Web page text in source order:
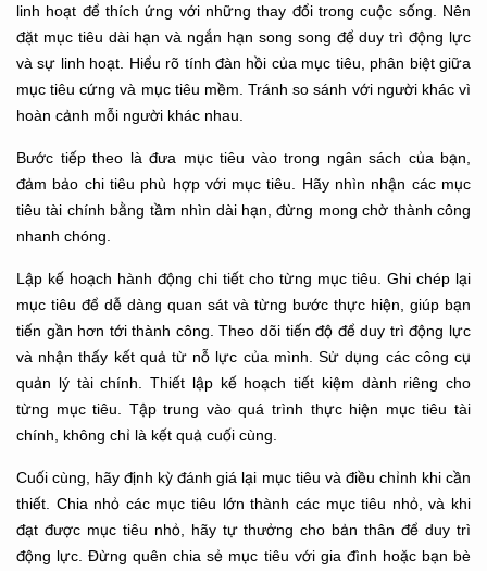
linh hoạt để thích ứng với những thay đổi trong cuộc sống. Nên
đặt mục tiêu dài hạn và ngắn hạn song song để duy trì động lực
và sự linh hoạt. Hiểu rõ tính đàn hồi của mục tiêu, phân biệt giữa
mục tiêu cứng và mục tiêu mềm. Tránh so sánh với người khác vì
hoàn cảnh mỗi người khác nhau.
Bước tiếp theo là đưa mục tiêu vào trong ngân sách của bạn,
đảm bảo chi tiêu phù hợp với mục tiêu. Hãy nhìn nhận các mục
tiêu tài chính bằng tầm nhìn dài hạn, đừng mong chờ thành công
nhanh chóng.
Lập kế hoạch hành động chi tiết cho từng mục tiêu. Ghi chép lại
mục tiêu để dễ dàng quan sát và từng bước thực hiện, giúp bạn
tiến gần hơn tới thành công. Theo dõi tiến độ để duy trì động lực
và nhận thấy kết quả từ nỗ lực của mình. Sử dụng các công cụ
quản lý tài chính. Thiết lập kế hoạch tiết kiệm dành riêng cho
từng mục tiêu. Tập trung vào quá trình thực hiện mục tiêu tài
chính, không chỉ là kết quả cuối cùng.
Cuối cùng, hãy định kỳ đánh giá lại mục tiêu và điều chỉnh khi cần
thiết. Chia nhỏ các mục tiêu lớn thành các mục tiêu nhỏ, và khi
đạt được mục tiêu nhỏ, hãy tự thưởng cho bản thân để duy trì
động lực. Đừng quên chia sẻ mục tiêu với gia đình hoặc bạn bè